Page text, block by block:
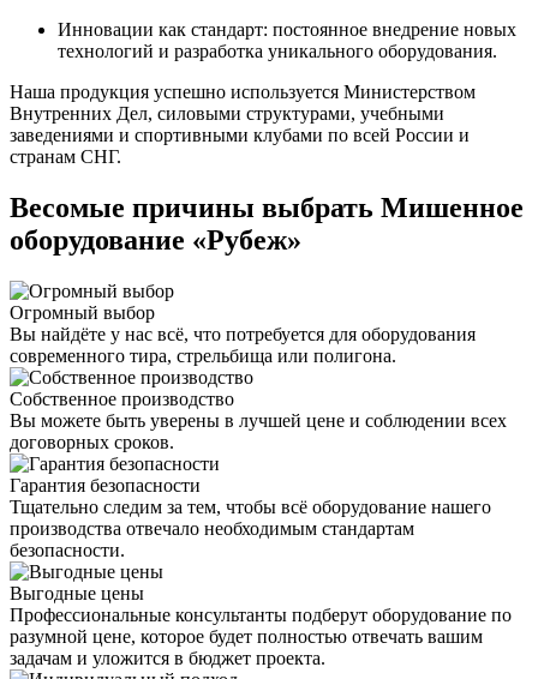
Инновации как стандарт: постоянное внедрение новых
технологий и разработка уникального оборудования.
Наша продукция успешно используется Министерством
Внутренних Дел, силовыми структурами, учебными
заведениями и спортивными клубами по всей России и
странам СНГ.
Весомые причины выбрать Мишенное
оборудование «Рубеж»
Огромный выбор
Вы найдёте у нас всё, что потребуется для оборудования
современного тира, стрельбища или полигона.
Собственное производство
Вы можете быть уверены в лучшей цене и соблюдении всех
договорных сроков.
Гарантия безопасности
Тщательно следим за тем, чтобы всё оборудование нашего
производства отвечало необходимым стандартам
безопасности.
Выгодные цены
Профессиональные консультанты подберут оборудование по
разумной цене, которое будет полностью отвечать вашим
задачам и уложится в бюджет проекта.